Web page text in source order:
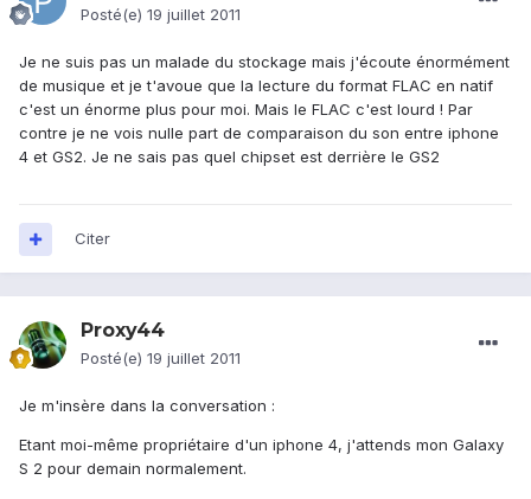
Posté(e) 19 juillet 2011
Je ne suis pas un malade du stockage mais j'écoute énormément
de musique et je t'avoue que la lecture du format FLAC en natif
c'est un énorme plus pour moi. Mais le FLAC c'est lourd ! Par
contre je ne vois nulle part de comparaison du son entre iphone
4 et GS2. Je ne sais pas quel chipset est derrière le GS2
Citer
Proxy44
Posté(e) 19 juillet 2011
Je m'insère dans la conversation :
Etant moi-même propriétaire d'un iphone 4, j'attends mon Galaxy
S 2 pour demain normalement.